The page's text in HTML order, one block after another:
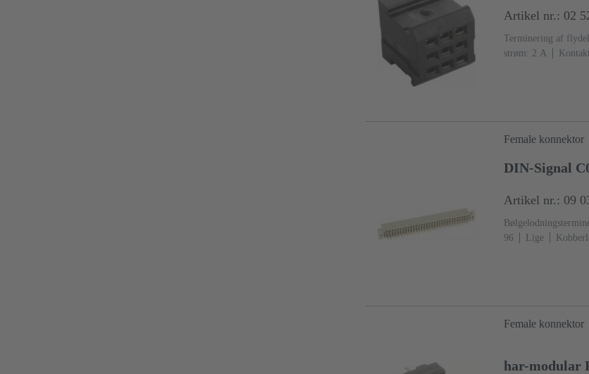
Artikel nr.: 02
Terminering af
strøm: ‌2 A
Female konnektor
DIN-Signal
Artikel nr.: 09
96
Lige
Female konnektor
har-modular